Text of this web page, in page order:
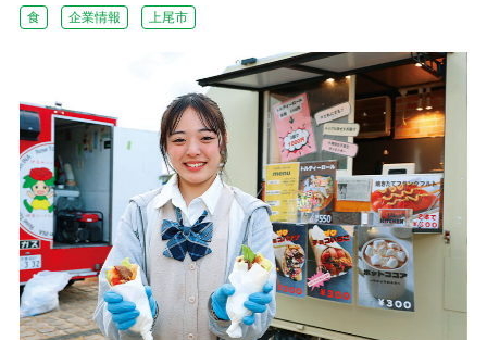
食 企業情報 上尾市